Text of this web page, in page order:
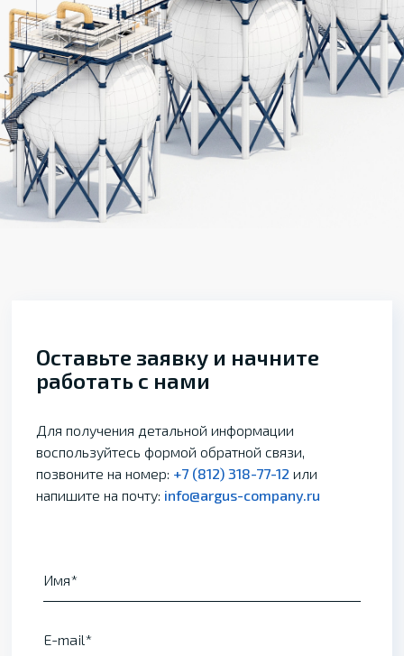
Оставьте заявку и начните
работать с нами
Для получения детальной информации
воспользуйтесь формой обратной связи,
позвоните на номер: +7 (812) 318-77-12 или
напишите на почту: info@argus-company.ru
Имя
E-mail